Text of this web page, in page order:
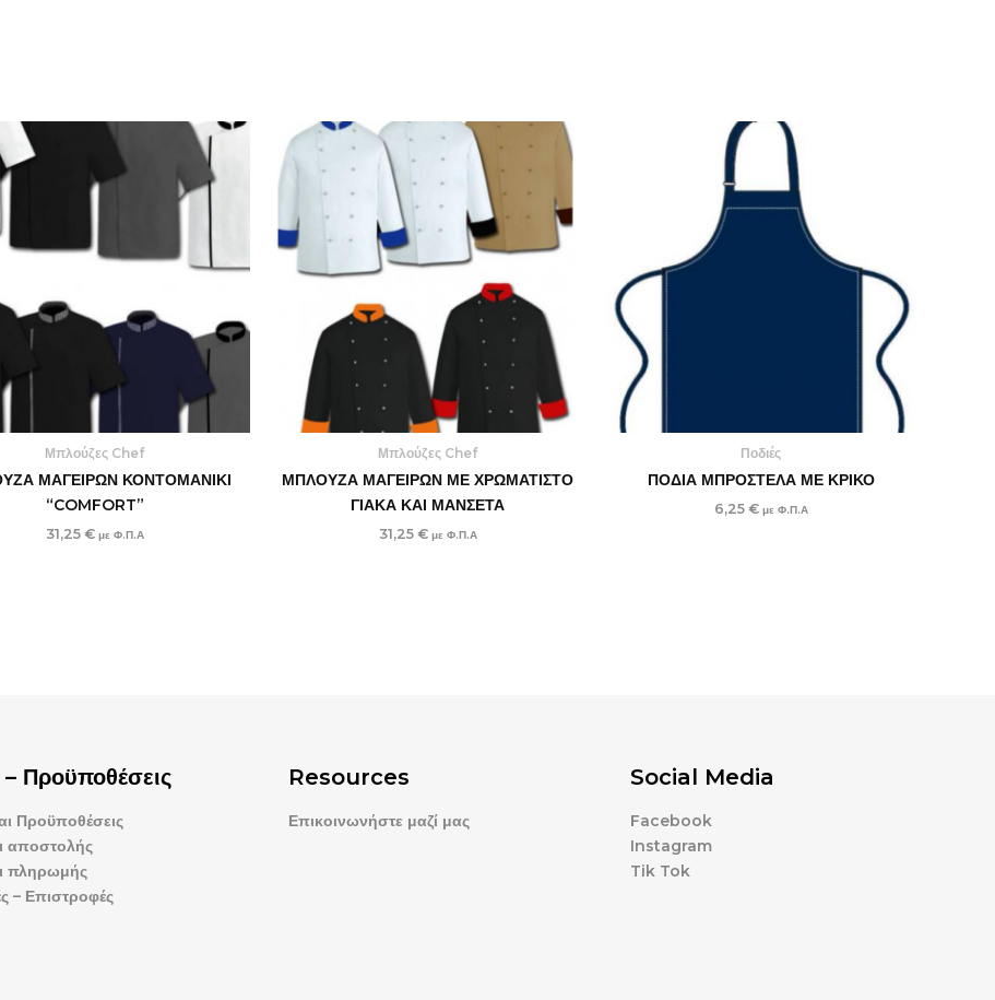
Μπλούζες Chef
ΜΑΓΕΙΡΩΝ ΚΟΝΤΟΜΑΝΙΚΙ
“COMFORT”
31,25 € με Φ.Π.Α
Μπλούζες Chef
ΜΠΛΟΥΖΑ ΜΑΓΕΙΡΩΝ ΜΕ ΧΡΩΜΑΤΙΣΤΟ
ΓΙΑΚΑ ΚΑΙ ΜΑΝΣΕΤΑ
31,25 € με Φ.Π.Α
Ποδιές
ΠΟΔΙΑ ΜΠΡΟΣΤΕΛΑ ΜΕ ΚΡΙΚΟ
6,25 € με Φ.Π.Α
Προϋποθέσεις
Προϋποθέσεις
αποστολής
πληρωμής
– Επιστροφές
Resources
Επικοινωνήστε μαζί μας
Social Media
Facebook
Instagram
Tik Tok